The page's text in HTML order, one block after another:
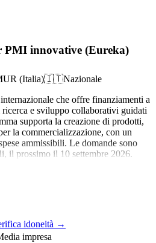
PMI innovative (Eureka)
(Italia)🇮🇹Nazionale
che offre finanziamenti a
e sviluppo collaborativi guidati
supporta la creazione di prodotti,
la commercializzazione, con un
ammissibili. Le domande sono
il prossimo il 10 settembre 2026.
idoneità →
impresa